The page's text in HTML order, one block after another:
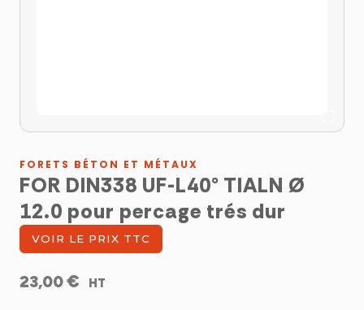
FORETS BÉTON ET MÉTAUX
FOR DIN338 UF-L40° TIALN Ø
12.0 pour percage trés dur
VOIR LE PRIX TTC
23,00€ HT